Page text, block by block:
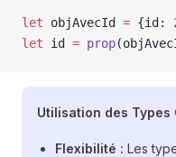
let objAvecId = {id:
let id = prop
Utilisation des Types
Flexibilité : Les